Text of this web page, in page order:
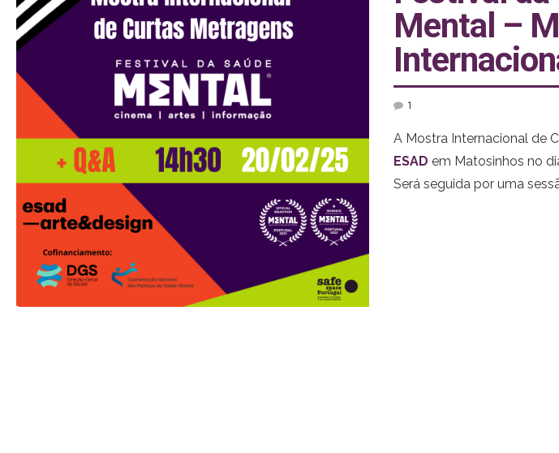
Mental –
1
A Mostra Internacional de
ESAD em Matosinhos no
Será seguida por uma